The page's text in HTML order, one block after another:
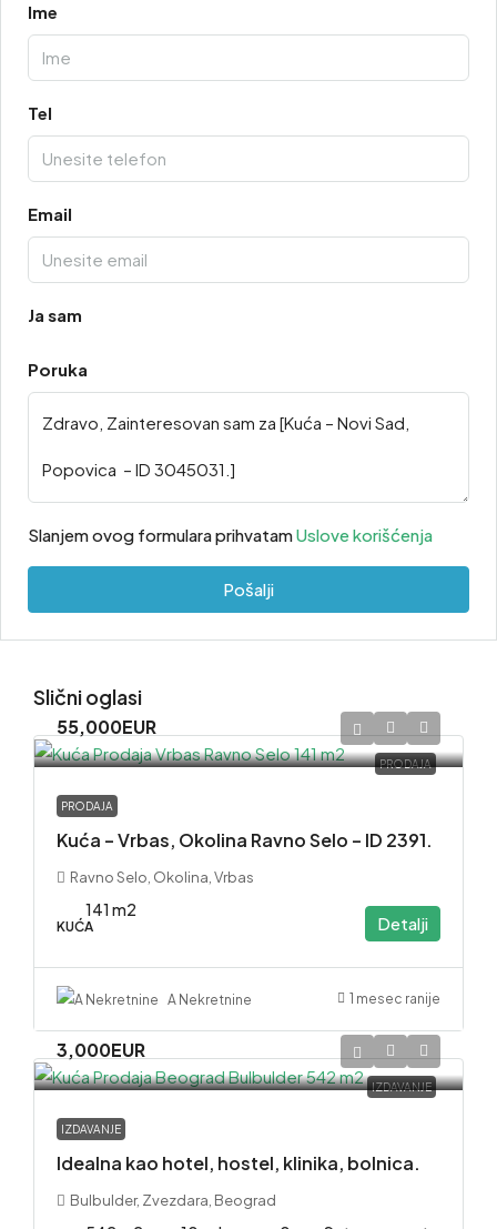
Ime
Tel
Email
Ja sam
Poruka
Slanjem ovog formulara prihvatamUslove korišćenja
Pošalji
Slični oglasi
PRODAJA
55,000EUR
PRODAJA
Kuća – Vrbas, Okolina Ravno Selo – ID 2391.
Ravno Selo, Okolina, Vrbas
141 m2
KUĆA Detalji
A Nekretnine 1 mesec ranije
IZDAVANJE
3,000EUR
IZDAVANJE
Idealna kao hotel, hostel, klinika, bolnica.
Bulbulder, Zvezdara, Beograd